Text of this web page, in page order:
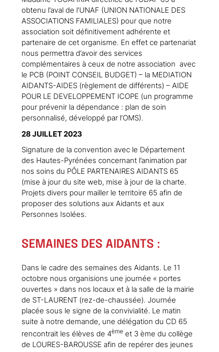
obtenu l’aval de l’UNAF (UNION NATIONALE DES
ASSOCIATIONS FAMILIALES) pour que notre
association soit définitivement adhérente et
partenaire de cet organisme. En effet ce partenariat
nous permettra d’avoir des services
complémentaires à ceux de notre association avec
le PCB (POINT CONSEIL BUDGET) – la MEDIATION
AIDANTS-AIDES (règlement de différents) – AIDE
POUR LE DEVELOPPEMENT ICOPE (un programme
pour prévenir la dépendance : plan de soin
personnalisé, développé par l’OMS).
28 JUILLET 2023
Signature de la convention avec le Département
des Hautes-Pyrénées concernant l’animation par
nos soins du PÔLE PARTENAIRES AIDANTS 65
(mise à jour du site web, mise à jour de la charte.
Projets divers pour mailler le territoire 65 afin de
proposer des solutions aux Aidants et aux
Personnes Isolées.
SEMAINES DES AIDANTS :
Dans le cadre des semaines des Aidants. Le 11
octobre nous organisions une journée « portes
ouvertes » dans nos locaux et à la salle de la mairie
de ST-LAURENT (rez-de-chaussée). Journée
placée sous le signe de la convivialité. Le matin
suite à notre demande, une délégation du CD 65
rencontrait les élèves de 4èmeet 3 ème du collège
de LOURES-BAROUSSE afin de repérer des jeunes